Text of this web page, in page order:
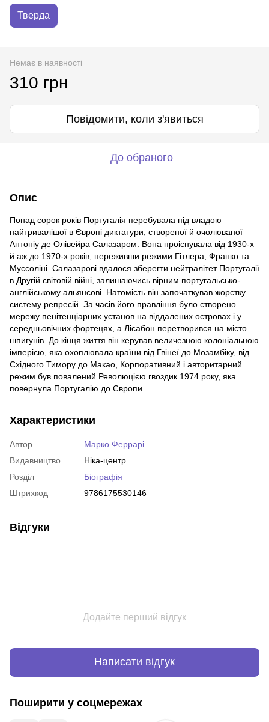
Тверда
Немає в наявності
310 грн
Повідомити, коли з'явиться
До обраного
Опис
Понад сорок років Португалія перебувала під владою
найтривалішої в Європі диктатури, створеної й очолюваної
Антоніу де Олівейра Салазаром. Вона проіснувала від 1930-х
й аж до 1970-х років, переживши режими Гітлера, Франко та
Муссоліні. Салазарові вдалося зберегти нейтралітет Португалії
в Другій світовій війні, залишаючись вірним португальсько-
англійському альянсові. Натомість він започаткував жорстку
систему репресій. За часів його правління було створено
мережу пенітенціарних установ на віддалених островах і у
середньовічних фортецях, а Лісабон перетворився на місто
шпигунів. До кінця життя він керував величезною колоніальною
імперією, яка охоплювала країни від Гвінеї до Мозамбіку, від
Східного Тимору до Макао, Корпоративний і авторитарний
режим був повалений Революцією гвоздик 1974 року, яка
повернула Португалію до Європи.
Характеристики
Автор
Марко Феррарі
Видавництво
Ніка-центр
Розділ
Біографія
Штрихкод
9786175530146
Відгуки
Додайте перший відгук
Написати відгук
Поширити у соцмережах